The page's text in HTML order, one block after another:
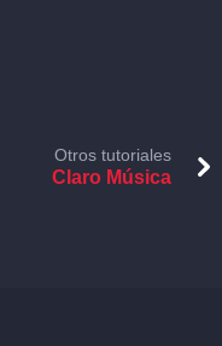
Otros tutoriales
Claro Música